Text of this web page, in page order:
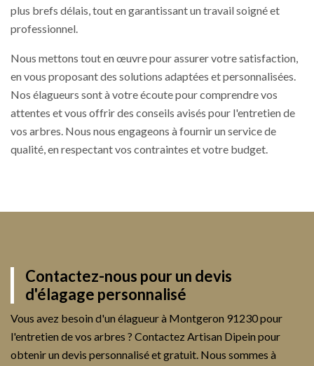
plus brefs délais, tout en garantissant un travail soigné et
professionnel.
Nous mettons tout en œuvre pour assurer votre satisfaction,
en vous proposant des solutions adaptées et personnalisées.
Nos élagueurs sont à votre écoute pour comprendre vos
attentes et vous offrir des conseils avisés pour l'entretien de
vos arbres. Nous nous engageons à fournir un service de
qualité, en respectant vos contraintes et votre budget.
Contactez-nous pour un devis
d'élagage personnalisé
Vous avez besoin d'un élagueur à Montgeron 91230 pour
l'entretien de vos arbres ? Contactez Artisan Dipein pour
obtenir un devis personnalisé et gratuit. Nous sommes à